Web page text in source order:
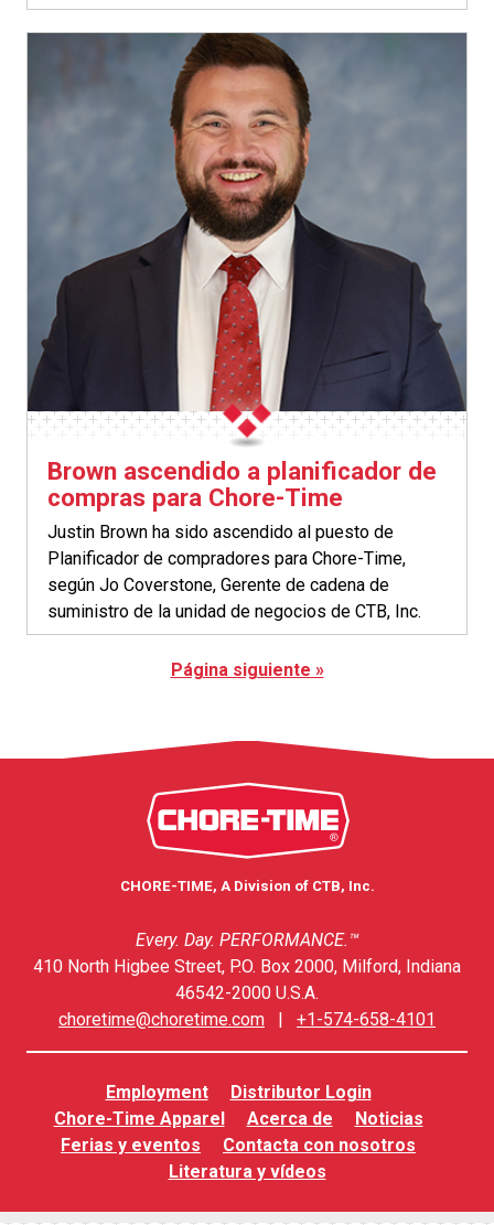
Brown ascendido a planificador de
compras para Chore-Time
Justin Brown ha sido ascendido al puesto de
Planificador de compradores para Chore-Time,
según Jo Coverstone, Gerente de cadena de
suministro de la unidad de negocios de CTB, Inc.
Página siguiente »
CHORE-TIME, A Division of CTB, Inc.
Every. Day. PERFORMANCE.™
410 North Higbee Street, P.O. Box 2000, Milford, Indiana
46542-2000 U.S.A.
choretime@choretime.com | +1-574-658-4101
Employment
Distributor Login
Chore-Time Apparel
Acerca de
Noticias
Ferias y eventos
Contacta con nosotros
Literatura y vídeos